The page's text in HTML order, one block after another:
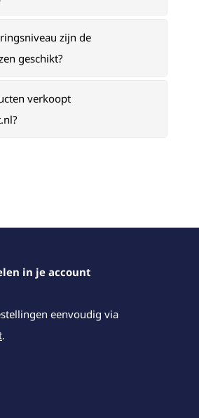
zijn de
geschikt?
verkoopt
in je account
eenvoudig via
.